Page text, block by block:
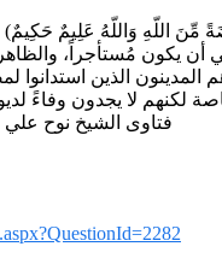
يكون مُستأجراً،
الذين استدانوا
"فتاوى الشيخ نوح علي